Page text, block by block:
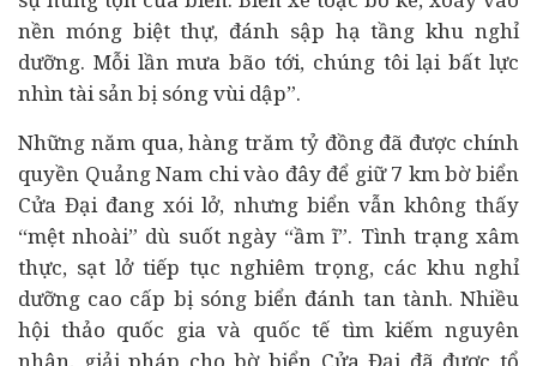
nền móng biệt thự, đánh sập hạ tầng khu nghỉ
dưỡng. Mỗi lần mưa bão tới, chúng tôi lại bất lực
nhìn tài sản bị sóng vùi dập”.
Những năm qua, hàng trăm tỷ đồng đã được chính
quyền Quảng Nam chi vào đây để giữ 7 km bờ biển
Cửa Đại đang xói lở, nhưng biển vẫn không thấy
“mệt nhoài” dù suốt ngày “ầm ĩ”. Tình trạng xâm
thực, sạt lở tiếp tục nghiêm trọng, các khu nghỉ
dưỡng cao cấp bị sóng biển đánh tan tành. Nhiều
hội thảo quốc gia và quốc tế tìm kiếm nguyên